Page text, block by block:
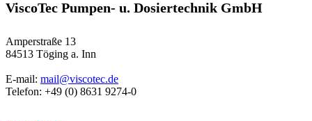
ViscoTec Pumpen- u. Dosiertechnik GmbH
Amperstraße 13
84513 Töging a. Inn
E-mail: mail@viscotec.de
Telefon: +49 (0) 8631 9274-0